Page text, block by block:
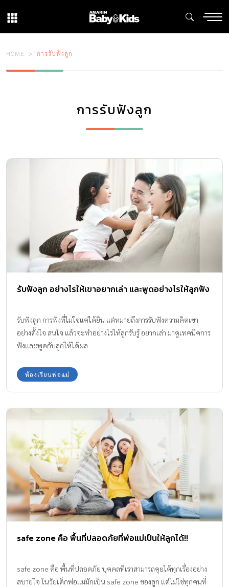
HOME การรับฟังลูก
การรับฟังลูก
รับฟังลูก อย่างไรให้เขาอยากเล่า และพูดอย่างไรให้ลูกฟัง
รับฟังลูก การฟังที่ไม่ใช่แค่ได้ยิน แต่หมายถึงการรับฟังความคิดเขา
อย่างตั้งใจ สนใจ แล้วจะทำอย่างไรให้ลูกรับรู้ อยากเล่า มาดูเทคนิคการ
ฟังและพูดกับลูกให้ได้ผล
ห้องเรียนพ่อแม่
safe zone คือ พื้นที่ปลอดภัยที่พ่อแม่เป็นให้ลูกได้!!
safe zone คือ พื้นที่ปลอดภัย บุคคลที่เราสามารถคุยได้ทุกเรื่องอย่าง
สบายใจ ในวัยเด็กพ่อแม่มักเป็น safe zone ของลูก แต่ไม่ใช่ทุกคนที่